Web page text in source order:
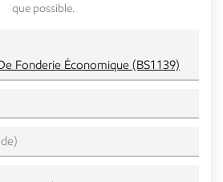
que possible.
Fonderie Économique (BS1139)